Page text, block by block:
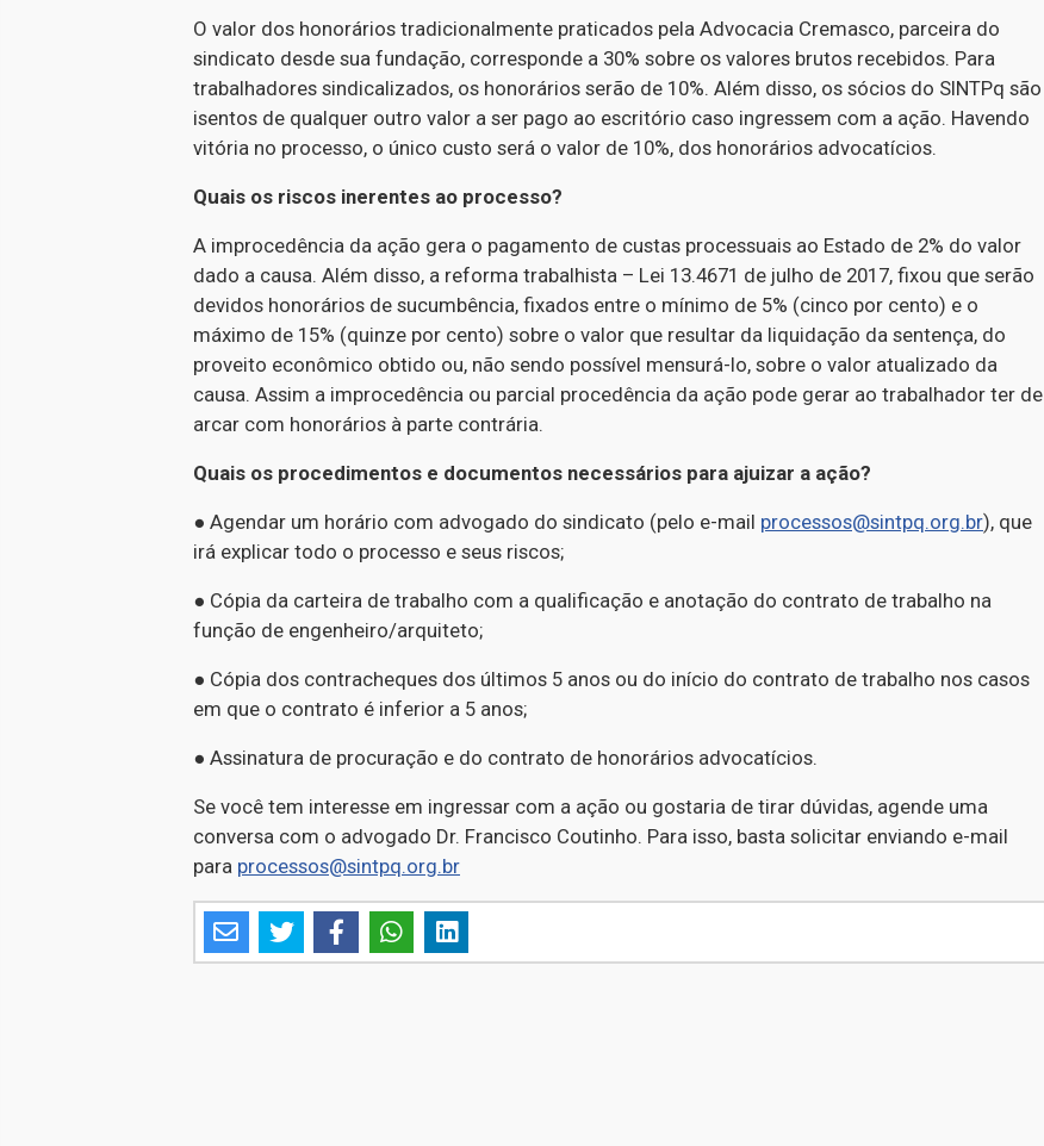
O valor dos honorários tradicionalmente praticados pela Advocacia Cremasco, parceira do
sindicato desde sua fundação, corresponde a 30% sobre os valores brutos recebidos. Para
trabalhadores sindicalizados, os honorários serão de 10%. Além disso, os sócios do SINTPq são
isentos de qualquer outro valor a ser pago ao escritório caso ingressem com a ação. Havendo
vitória no processo, o único custo será o valor de 10%, dos honorários advocatícios.
Quais os riscos inerentes ao processo?
A improcedência da ação gera o pagamento de custas processuais ao Estado de 2% do valor
dado a causa. Além disso, a reforma trabalhista – Lei 13.4671 de julho de 2017, fixou que serão
devidos honorários de sucumbência, fixados entre o mínimo de 5% (cinco por cento) e o
máximo de 15% (quinze por cento) sobre o valor que resultar da liquidação da sentença, do
proveito econômico obtido ou, não sendo possível mensurá-lo, sobre o valor atualizado da
causa. Assim a improcedência ou parcial procedência da ação pode gerar ao trabalhador ter de
arcar com honorários à parte contrária.
Quais os procedimentos e documentos necessários para ajuizar a ação?
● Agendar um horário com advogado do sindicato (pelo e-mail processos@sintpq.org.br), que
irá explicar todo o processo e seus riscos;
● Cópia da carteira de trabalho com a qualificação e anotação do contrato de trabalho na
função de engenheiro/arquiteto;
● Cópia dos contracheques dos últimos 5 anos ou do início do contrato de trabalho nos casos
em que o contrato é inferior a 5 anos;
● Assinatura de procuração e do contrato de honorários advocatícios.
Se você tem interesse em ingressar com a ação ou gostaria de tirar dúvidas, agende uma
conversa com o advogado Dr. Francisco Coutinho. Para isso, basta solicitar enviando e-mail
para processos@sintpq.org.br